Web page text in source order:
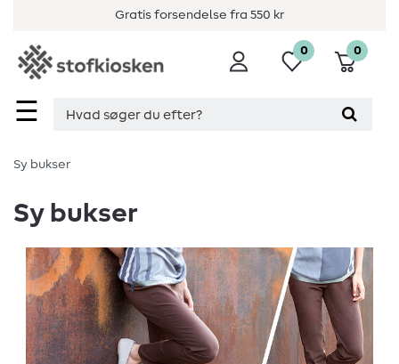
Gratis forsendelse fra 550 kr
☰
0 0
Sy bukser
Sy bukser